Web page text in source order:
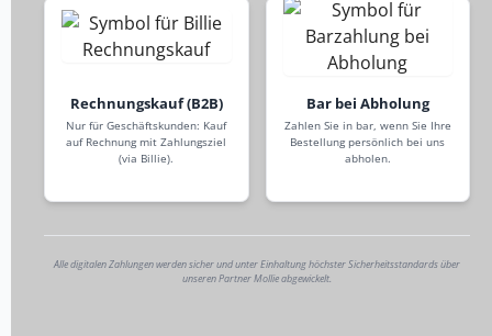
Rechnungskauf (B2B)
Nur für Geschäftskunden: Kauf
auf Rechnung mit Zahlungsziel
(via Billie).
Bar bei Abholung
Zahlen Sie in bar, wenn Sie Ihre
Bestellung persönlich bei uns
abholen.
Alle digitalen Zahlungen werden sicher und unter Einhaltung höchster Sicherheitsstandards über
unseren Partner Mollie abgewickelt.